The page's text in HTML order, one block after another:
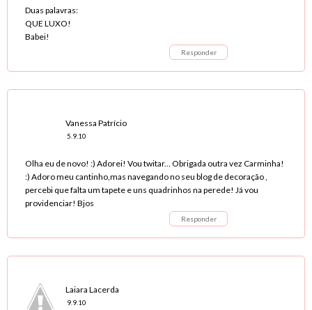
Duas palavras:
QUE LUXO!
Babei!
Responder
Vanessa Patrício
5.9.10
Olha eu de novo! :) Adorei! Vou twitar... Obrigada outra vez Carminha!
:) Adoro meu cantinho,mas navegando no seu blog de decoração ,
percebi que falta um tapete e uns quadrinhos na perede! Já vou
providenciar! Bjos
Responder
Laiara Lacerda
9.9.10